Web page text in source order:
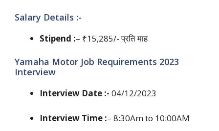
Salary Details :-
Stipend :– ₹15,285/- प्रति माह
Yamaha Motor Job Requirements 2023
Interview
Interview Date :- 04/12/2023
Interview Time :– 8:30Am to 10:00AM